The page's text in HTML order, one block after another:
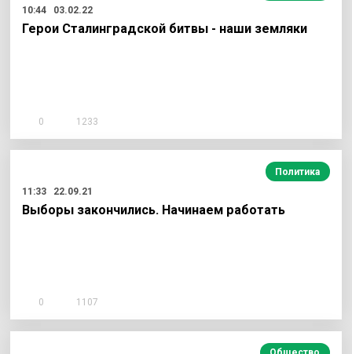
10:44
03.02.22
Герои Сталинградской битвы - наши земляки
0 1233
Политика
11:33
22.09.21
Выборы закончились. Начинаем работать
0 1107